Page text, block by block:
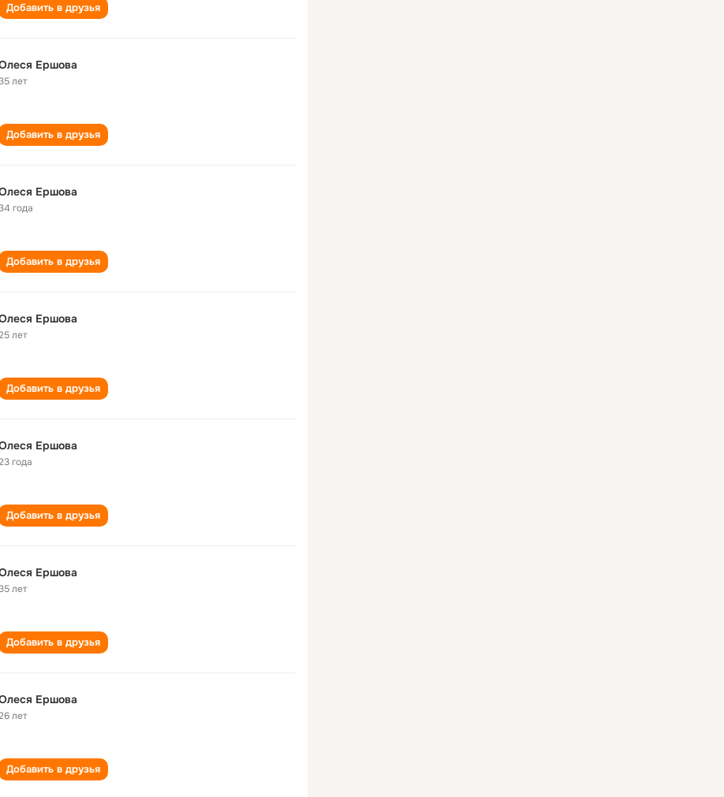
Добавить в друзья
Ершова
лет
Добавить в друзья
Ершова
года
Добавить в друзья
Ершова
лет
Добавить в друзья
Ершова
года
Добавить в друзья
Ершова
лет
Добавить в друзья
Ершова
лет
Добавить в друзья